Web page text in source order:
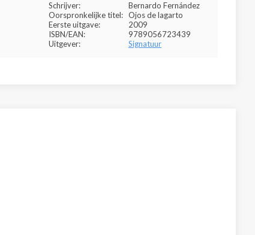
Schrijver:
Bernardo Fernández
Oorspronkelijke titel: Ojos de lagarto
Eerste uitgave:
2009
ISBN/EAN:
9789056723439
Uitgever:
Signatuur